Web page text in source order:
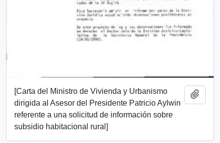
[Carta del Ministro de Vivienda y Urbanismo
dirigida al Asesor del Presidente Patricio Aylwin
referente a una solicitud de información sobre
subsidio habitacional rural]